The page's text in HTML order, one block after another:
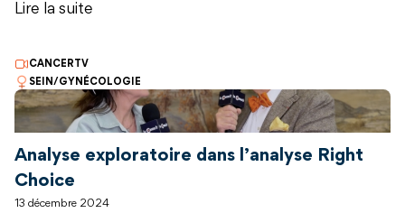
Lire la suite
CANCERTV
SEIN/GYNÉCOLOGIE
Analyse exploratoire dans l’analyse Right
Choice
13 décembre 2024